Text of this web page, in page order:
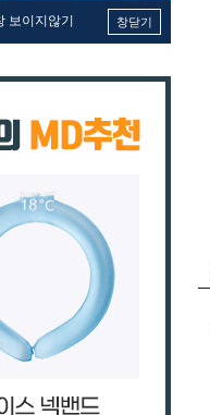
보이지않기 창닫기